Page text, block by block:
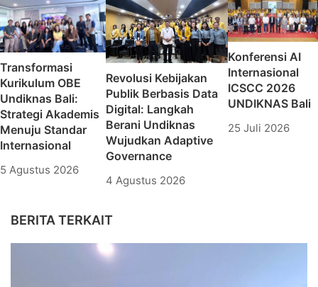
Transformasi
Kurikulum OBE
Undiknas Bali:
Strategi Akademis
Menuju Standar
Internasional
5 Agustus 2026
Revolusi Kebijakan
Publik Berbasis Data
Digital: Langkah
Berani Undiknas
Wujudkan Adaptive
Governance
4 Agustus 2026
Konferensi AI
Internasional
ICSCC 2026
UNDIKNAS Bali
25 Juli 2026
BERITA TERKAIT